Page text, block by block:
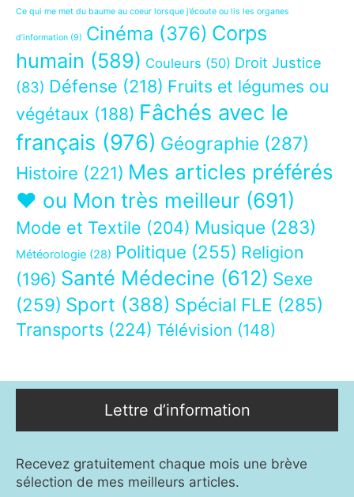
Ce qui me met du baume au coeur lorsque j’écoute ou lis les organes
d’information (9) Cinéma (376) Corps
humain (589) Couleurs (50) Droit Justice
(83) Défense (218) Fruits et légumes ou
végétaux (188) Fâchés avec le
français (976) Géographie (287)
Histoire (221) Mes articles préférés
❤ ou Mon très meilleur (691)
Mode et Textile (204) Musique (283)
Météorologie (28) Politique (255) Religion
(196) Santé Médecine (612) Sexe
(259) Sport (388) Spécial FLE (285)
Transports (224) Télévision (148)
Lettre d’information
Recevez gratuitement chaque mois une brève
sélection de mes meilleurs articles.